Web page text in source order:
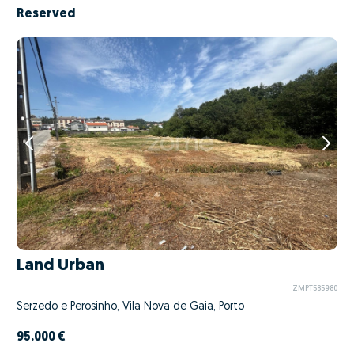
Reserved
Land Urban
ZMPT585980
Serzedo e Perosinho, Vila Nova de Gaia, Porto
95.000 €